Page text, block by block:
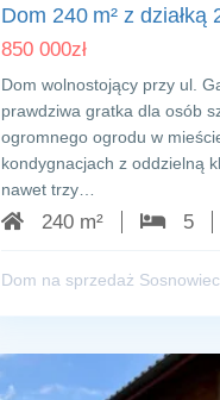
Dom 240 m² z
850 000zł
Dom wolnostojący przy ul.
prawdziwa gratka dla osób
ogromnego ogrodu w
kondygnacjach z oddzielną
nawet trzy…
240 m² 5
Dom na sprzedaż Sosnowiec